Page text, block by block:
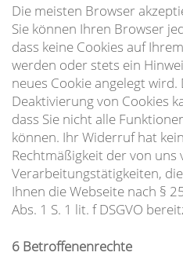
Die meisten Browser
Sie können Ihren Browser
dass keine Cookies auf
werden oder stets ein
neues Cookie angelegt
Deaktivierung von Cookies
dass Sie nicht alle
können. Ihr Widerruf hat
Rechtmäßigkeit der von
Verarbeitungstätigkeiten,
Ihnen die Webseite nach §
Abs. 1 S. 1 lit. f DSGVO
6 Betroffenenrechte